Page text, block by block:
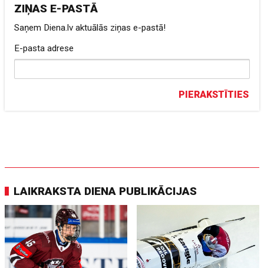
ZIŅAS E-PASTĀ
Saņem Diena.lv aktuālās ziņas e-pastā!
E-pasta adrese
PIERAKSTĪTIES
LAIKRAKSTA DIENA PUBLIKĀCIJAS